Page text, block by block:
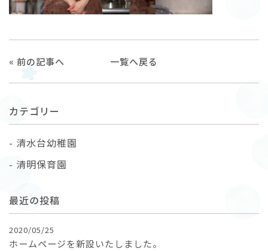
« 前の記事へ 一覧へ戻る
カテゴリー
清水台幼稚園
清明保育園
最近の投稿
2020/05/25
ホームページを新設いたしました。